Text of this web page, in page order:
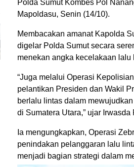
Polda Sumut Kombes Pol
Mapoldasu, Senin (14/10).
Membacakan amanat Kapolda
digelar Polda Sumut secara
menekan angka kecelakaan lalu
“Juga melalui Operasi
pelantikan Presiden dan Wakil
berlalu lintas dalam
di Sumatera Utara,” ujar
Ia mengungkapkan, Operasi
penindakan pelanggaran lalu
menjadi bagian strategi dalam